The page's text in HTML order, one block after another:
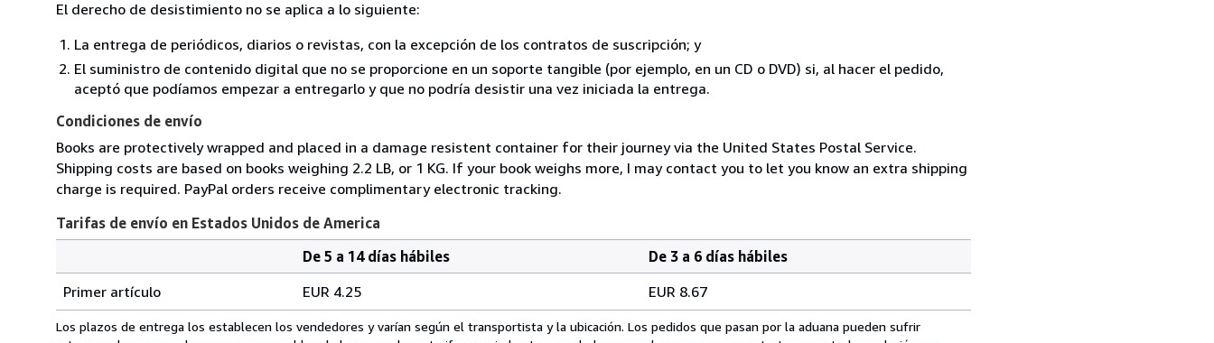
El derecho de desistimiento no se aplica a lo siguiente:
La entrega de periódicos, diarios o revistas, con la excepción de los contratos de suscripción; y
El suministro de contenido digital que no se proporcione en un soporte tangible (por ejemplo, en un CD o DVD) si, al hacer el pedido,
aceptó que podíamos empezar a entregarlo y que no podría desistir una vez iniciada la entrega.
Condiciones de envío
Books are protectively wrapped and placed in a damage resistent container for their journey via the United States Postal Service.
Shipping costs are based on books weighing 2.2 LB, or 1 KG. If your book weighs more, I may contact you to let you know an extra shipping
charge is required. PayPal orders receive complimentary electronic tracking.
Tarifas de envío en Estados Unidos de America
de
envío
pedido
De 5 a 14 días hábiles
De 3 a 6 días hábiles
Primer artículo
EUR 4.25 EUR 8.67
Los plazos de entrega los establecen los vendedores y varían según el transportista y la ubicación. Los pedidos que pasan por la aduana pueden sufrir